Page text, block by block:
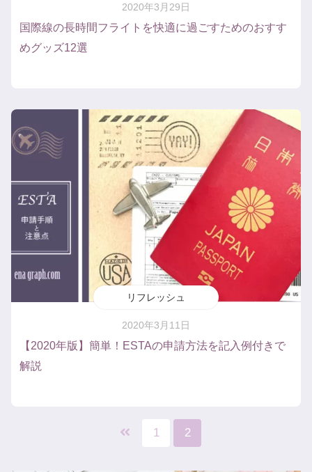
2020年3月29日
国際線の長時間フライトを快適に過ごすためのおすす
めグッズ12選
リフレッシュ
2020年3月11日
【2020年版】簡単！ESTAの申請方法を記入例付きで
解説
1 2